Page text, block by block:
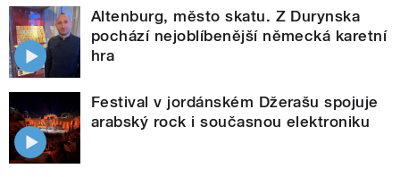
Altenburg, město skatu. Z Durynska
pochází nejoblíbenější německá karetní
hra
Festival v jordánském Džerašu spojuje
arabský rock i současnou elektroniku